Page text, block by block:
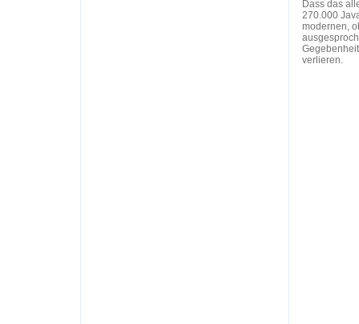
Dass das
270.000
modernen,
verlieren.